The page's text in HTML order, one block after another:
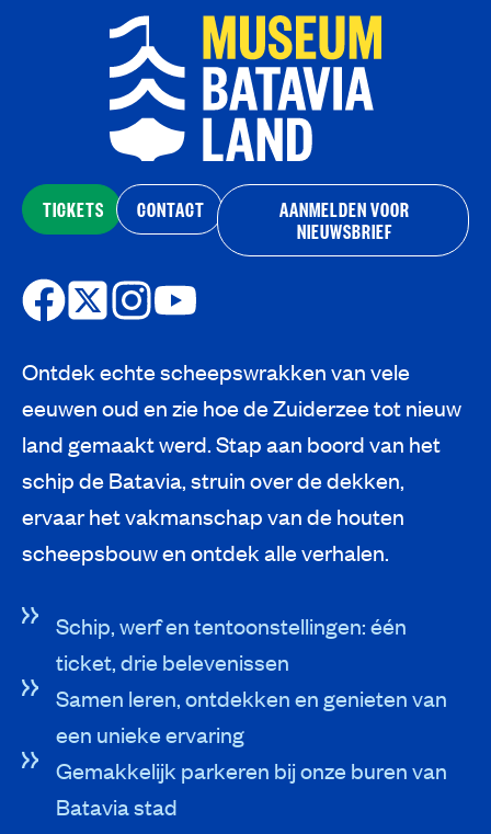
TICKETS CONTACT
AANMELDEN VOOR
NIEUWSBRIEF
Ontdek echte scheepswrakken van vele
eeuwen oud en zie hoe de Zuiderzee tot nieuw
land gemaakt werd. Stap aan boord van het
schip de Batavia, struin over de dekken,
ervaar het vakmanschap van de houten
scheepsbouw en ontdek alle verhalen.
Schip, werf en tentoonstellingen: één
ticket, drie belevenissen
Samen leren, ontdekken en genieten van
een unieke ervaring
Gemakkelijk parkeren bij onze buren van
Batavia stad